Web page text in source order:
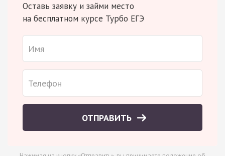
Оставь заявку и займи место
на бесплатном курсе Турбо ЕГЭ
ОТПРАВИТЬ